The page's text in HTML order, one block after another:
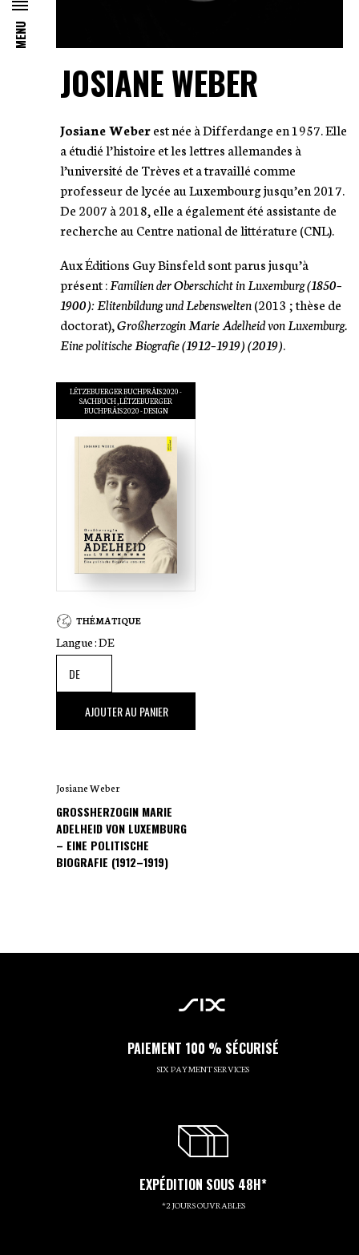
MENU
JOSIANE WEBER
Josiane Weberest née à Differdange en 1957. Elle
a étudié l’histoire et les lettres allemandes à
l’université de Trèves et a travaillé comme
professeur de lycée au Luxembourg jusqu’en 2017.
De 2007 à 2018, elle a également été assistante de
recherche au Centre national de littérature (CNL).
Aux Éditions Guy Binsfeld sont parus jusqu’à
présent : Familien der Oberschicht in Luxemburg (1850–
1900): Elitenbildung und Lebenswelten(2013 ; thèse de
doctorat),Großherzogin Marie Adelheid von Luxemburg.
Eine politische Biografie (1912–1919) (2019).
LËTZEBUERGER BUCHPRÄIS 2020 -
SACHBUCH LËTZEBUERGER
BUCHPRÄIS 2020 - DESIGN
THÉMATIQUE
Langue :DE
,00 €
AJOUTER AU PANIER
Josiane Weber
GROSSHERZOGIN MARIE A
DELHEID VON LUXEMBURG –
EINE POLITISCHE B
IOGRAFIE (1912–1919)
PAIEMENT 100 % SÉCURISÉ
SIX PAYMENT SERVICES
EXPÉDITION SOUS 48H*
*2 JOURS OUVRABLES